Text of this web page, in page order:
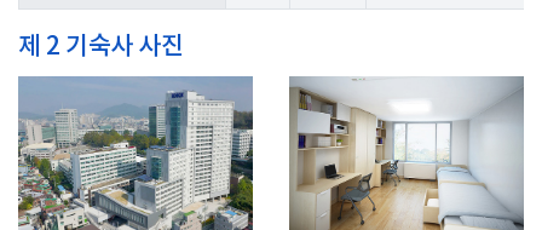
제 2 기숙사 사진